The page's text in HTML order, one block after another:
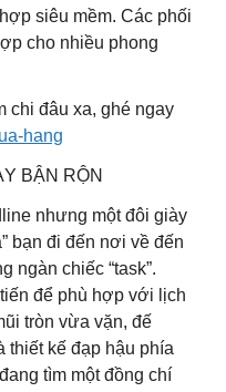
siêu mềm. Các phối
cho nhiều phong
chi đâu xa, ghé ngay
hang
BẬN RỘN
nhưng một đôi giày
bạn đi đến nơi về đến
ngàn chiếc “task”.
để phù hợp với lịch
tròn vừa vặn, đế
thiết kế đạp hậu phía
tìm một đồng chí